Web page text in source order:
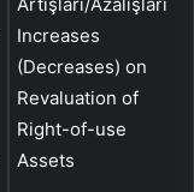
Increases
(Decreases) on
Revaluation of
Right-of-use
Assets